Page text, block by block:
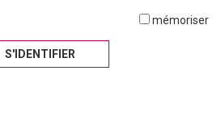
mémoriser
S'IDENTIFIER